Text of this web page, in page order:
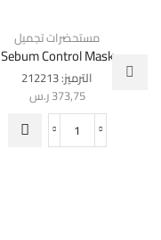
مستحضرات تجميل
Sebum Control Mask
الترميز:212213
373,75ر.س
كمية
Sebum